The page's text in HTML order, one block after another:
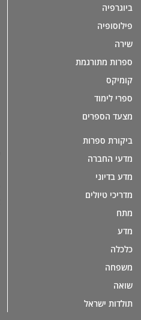
ביוגרפיה
פילוסופיה
שירה
ספרות מתורגמת
קומיקס
ספרי לימוד
מצעד הספרים
ביקורת ספרות
מדעי החברה
מדע בדיוני
מדריכי טיולים
מתח
מדע
כלכלה
משפחה
שואה
תולדות ישראל